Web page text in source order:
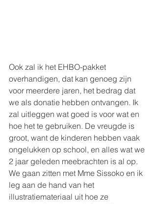
Ook zal ik het EHBO-pakket
overhandigen, dat kan genoeg zijn
voor meerdere jaren, het bedrag dat
we als donatie hebben ontvangen. Ik
zal uitleggen wat goed is voor wat en
hoe het te gebruiken. De vreugde is
groot, want de kinderen hebben vaak
ongelukken op school, en alles wat we
2 jaar geleden meebrachten is al op.
We gaan zitten met Mme Sissoko en ik
leg aan de hand van het
illustratiemateriaal uit hoe ze